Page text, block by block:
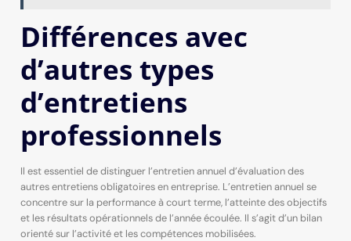
Différences avec
d’autres types
d’entretiens
professionnels
Il est essentiel de distinguer l’entretien annuel d’évaluation des
autres entretiens obligatoires en entreprise. L’entretien annuel se
concentre sur la performance à court terme, l’atteinte des objectifs
et les résultats opérationnels de l’année écoulée. Il s’agit d’un bilan
orienté sur l’activité et les compétences mobilisées.